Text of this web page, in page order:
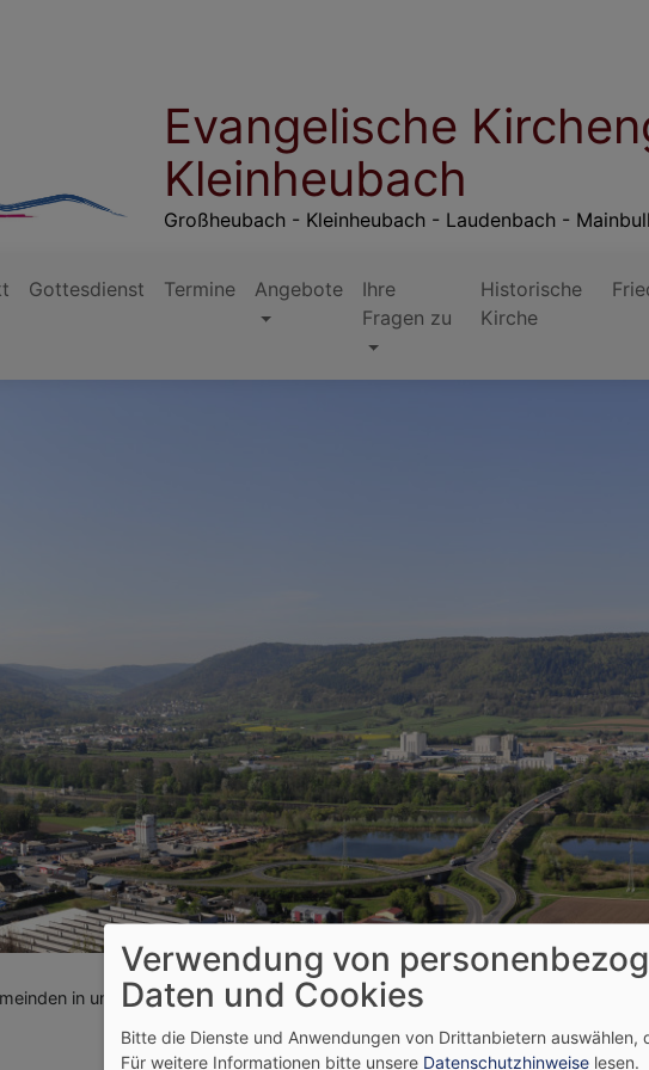
Evangelische
Kleinheubach
Großheubach - Kleinheubach - Laudenbach -
Gottesdienst Termine Angebote
Ihre
Fragen zu
Historische
Kirche
in unserer Region
Verwendung von
Daten und Cookies
Bitte die Dienste und Anwendungen von Drittanbietern auswählen,
Für weitere Informationen bitte unsere Datenschutzhinweise lesen.